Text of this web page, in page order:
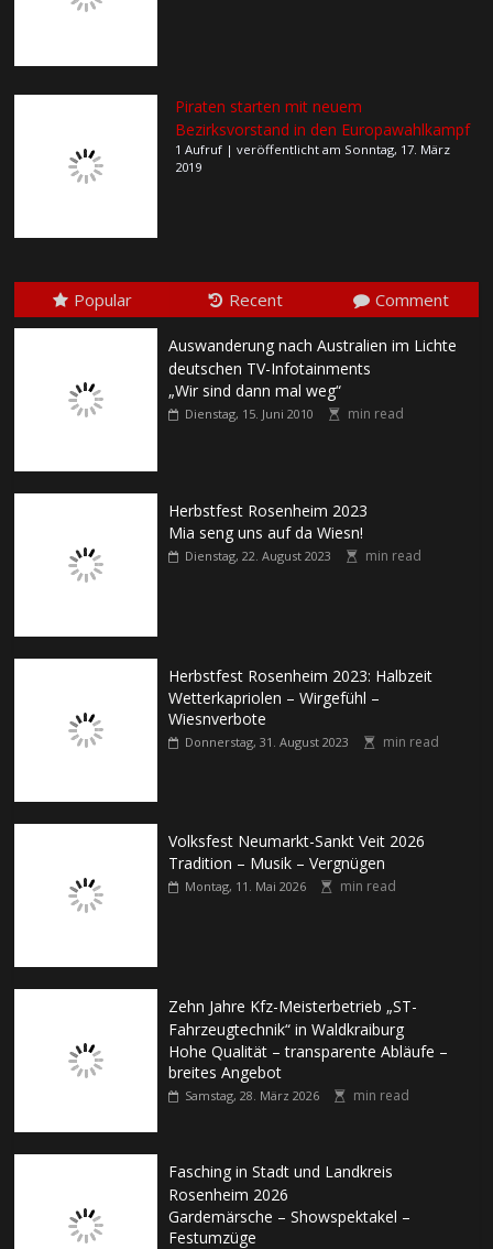
Piraten starten mit neuem
Bezirksvorstand in den Europawahlkampf
1 Aufruf |veröffentlicht am Sonntag, 17. März
2019
Popular Recent Comment
Auswanderung nach Australien im Lichte
deutschen TV-Infotainments
„Wir sind dann mal weg“
Dienstag, 15. Juni 2010 min read
Herbstfest Rosenheim 2023
Mia seng uns auf da Wiesn!
Dienstag, 22. August 2023 min read
Herbstfest Rosenheim 2023: Halbzeit
Wetterkapriolen – Wirgefühl –
Wiesnverbote
Donnerstag, 31. August 2023 min read
Volksfest Neumarkt-Sankt Veit 2026
Tradition – Musik – Vergnügen
Montag, 11. Mai 2026 min read
Zehn Jahre Kfz-Meisterbetrieb „ST-
Fahrzeugtechnik“ in Waldkraiburg
Hohe Qualität – transparente Abläufe –
breites Angebot
Samstag, 28. März 2026 min read
Fasching in Stadt und Landkreis
Rosenheim 2026
Gardemärsche – Showspektakel –
Festumzüge